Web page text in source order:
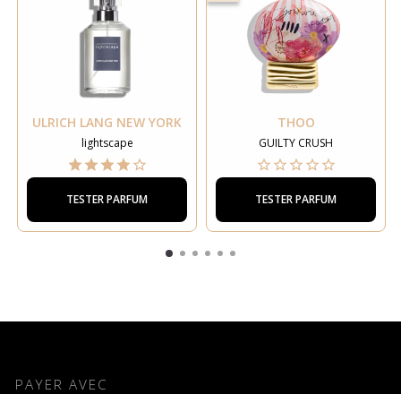
ULRICH LANG NEW YORK
lightscape
TESTER PARFUM
THOO
GUILTY CRUSH
TESTER PARFUM
PAYER AVEC